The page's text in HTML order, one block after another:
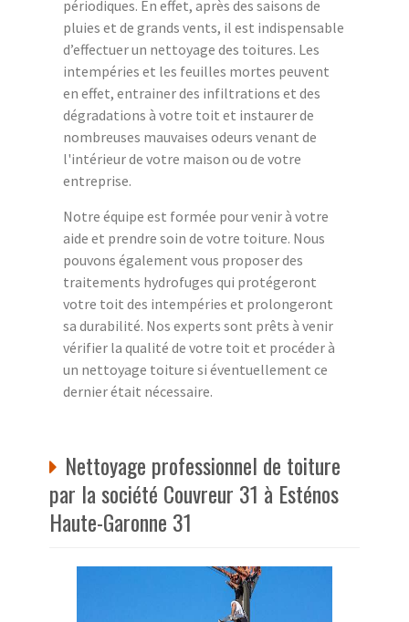
périodiques. En effet, après des saisons de
pluies et de grands vents, il est indispensable
d’effectuer un nettoyage des toitures. Les
intempéries et les feuilles mortes peuvent
en effet, entrainer des infiltrations et des
dégradations à votre toit et instaurer de
nombreuses mauvaises odeurs venant de
l'intérieur de votre maison ou de votre
entreprise.
Notre équipe est formée pour venir à votre
aide et prendre soin de votre toiture. Nous
pouvons également vous proposer des
traitements hydrofuges qui protégeront
votre toit des intempéries et prolongeront
sa durabilité. Nos experts sont prêts à venir
vérifier la qualité de votre toit et procéder à
un nettoyage toiture si éventuellement ce
dernier était nécessaire.
Nettoyage professionnel de toiture
par la société Couvreur 31 à Esténos
Haute-Garonne 31